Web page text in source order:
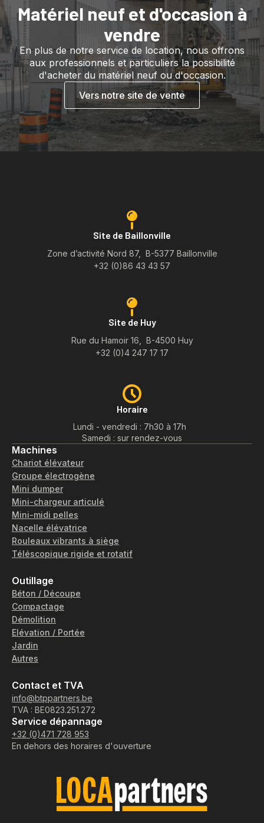
Matériel neuf et d'occasion à
vendre
En plus de notre service de location, nous offrons
aux professionnels et particuliers la possibilité
d'acheter du matériel neuf ou d'occasion.
Vers notre site de vente
Site de Baillonville
Zone d’activité Nord 87, B-5377 Baillonville
+32 (0)86 43 43 57
Site de Huy
Rue du Hamoir 16, B-4500 Huy
+32 (0)4 247 17 17
Horaire
Lundi - vendredi : 7h30 à 17h
Samedi : sur rendez-vous
Machines
Chariot élévateur
Groupe électrogène
Mini dumper
Mini-chargeur articulé
Mini-midi pelles
Nacelle élévatrice
Rouleaux vibrants à siège
Téléscopique rigide et rotatif
Outillage
Béton / Découpe
Compactage
Démolition
Elévation / Portée
Jardin
Autres
Contact et TVA
info@btppartners.be
TVA : BE0823.251.272
Service dépannage
+32 (0)471 728 953
En dehors des horaires d'ouverture